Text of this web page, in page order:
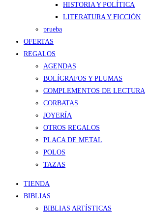
HISTORIA Y POLÍTICA
LITERATURA Y FICCIÓN
prueba
OFERTAS
REGALOS
AGENDAS
BOLÍGRAFOS Y PLUMAS
COMPLEMENTOS DE LECTURA
CORBATAS
JOYERÍA
OTROS REGALOS
PLACA DE METAL
POLOS
TAZAS
TIENDA
BIBLIAS
BIBLIAS ARTÍSTICAS